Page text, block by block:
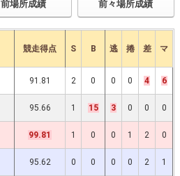
前場所成績 前々場所成績
競走得点 S B 逃 捲 差 マ
91.81 2 0 0 0 4 6
95.66 1 15 3 0 0 0
99.81 1 0 0 1 2 0
95.62 0 0 0 0 2 1